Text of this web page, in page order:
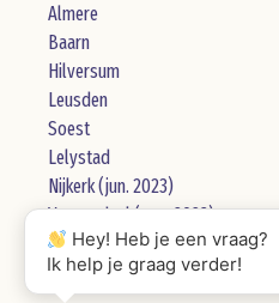
Almere
Baarn
Hilversum
Leusden
Soest
Lelystad
Nijkerk (jun. 2023)
Veenendaal (aug. 2023)
Gooise Meren (okt. 2023)
Hey! Heb je een vraag?
Ik help je graag verder!